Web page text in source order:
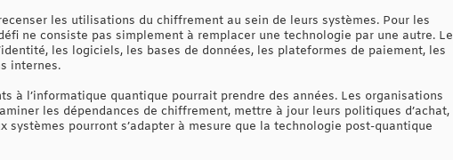
les utilisations du chiffrement au sein de leurs systèmes. Pour les
ne consiste pas simplement à remplacer une technologie par une autre. Le
les logiciels, les bases de données, les plateformes de paiement, les
internes.
à l’informatique quantique pourrait prendre des années. Les organisations
les dépendances de chiffrement, mettre à jour leurs politiques d’achat,
systèmes pourront s’adapter à mesure que la technologie post-quantique